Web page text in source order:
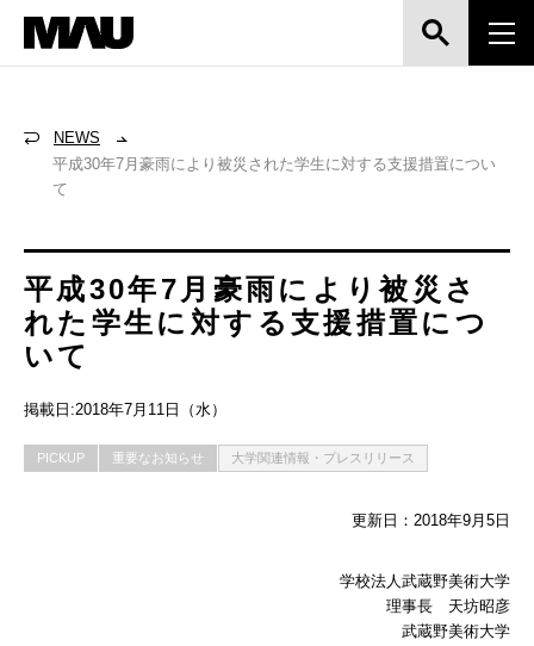
NEWS
平成30年7月豪雨により被災された学生に対する支援措置につい
て
平成30年7月豪雨により被災さ
れた学生に対する支援措置につ
いて
掲載日:2018年7月11日（水）
PICKUP 重要なお知らせ 大学関連情報・プレスリリース
更新日：2018年9月5日
学校法人武蔵野美術大学
理事長 天坊昭彦
武蔵野美術大学